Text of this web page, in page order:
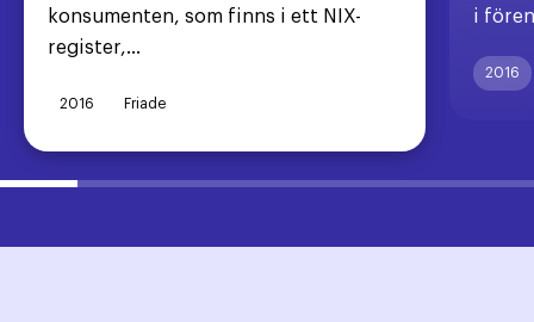
konsumenten, som finns i ett NIX-
register,...
2016 Friade
i
2016